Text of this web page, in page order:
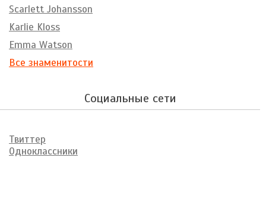
Scarlett Johansson
Karlie Kloss
Emma Watson
Все знаменитости
Социальные сети
Твиттер
Одноклассники